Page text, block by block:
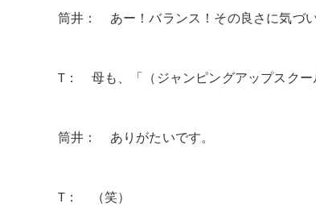
筒井： あー！バランス！その良さに気づ
T： 母も、「（ジャンピングアップスクー
筒井： ありがたいです。
T： （笑）